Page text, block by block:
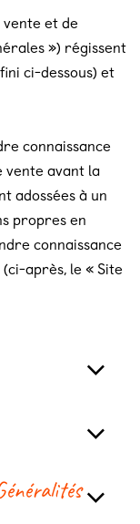
et de
») régissent
ci-dessous) et
connaissance
vente avant la
adossées à un
propres en
connaissance
(ci-après, le « Site